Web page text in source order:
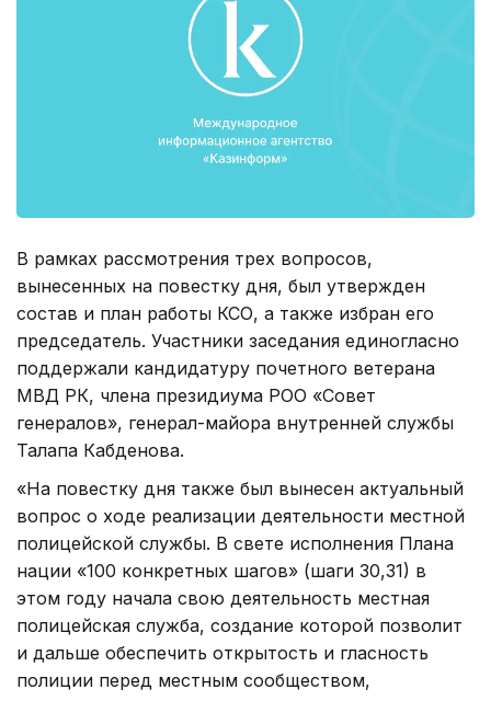
В рамках рассмотрения трех вопросов,
вынесенных на повестку дня, был утвержден
состав и план работы КСО, а также избран его
председатель. Участники заседания единогласно
поддержали кандидатуру почетного ветерана
МВД РК, члена президиума РОО «Совет
генералов», генерал-майора внутренней службы
Талапа Кабденова.
«На повестку дня также был вынесен актуальный
вопрос о ходе реализации деятельности местной
полицейской службы. В свете исполнения Плана
нации «100 конкретных шагов» (шаги 30,31) в
этом году начала свою деятельность местная
полицейская служба, создание которой позволит
и дальше обеспечить открытость и гласность
полиции перед местным сообществом,